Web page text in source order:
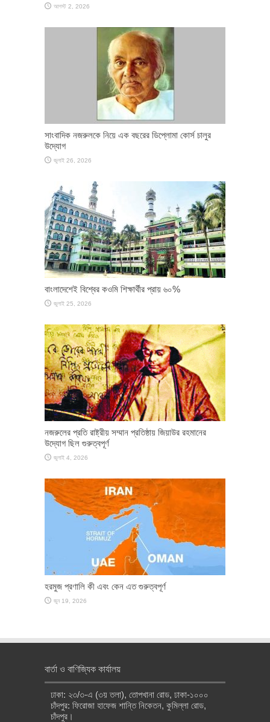
আগস্ট 2, 2026
সাংবাদিক নজরুলকে নিয়ে এক বছরের ডিপ্লোমা কোর্স চালুর
উদ্যোগ
জুলাই 26, 2026
বাংলাদেশেই বিশ্বের কওমি শিক্ষার্থীর প্রায় ৬০%
জুলাই 25, 2026
নজরুলের প্রতি রাষ্ট্রীয় সম্মান প্রতিষ্ঠায় জিয়াউর রহমানের
উদ্যোগ ছিল গুরুত্বপূর্ণ
জুলাই 4, 2026
হরমুজ প্রণালি কী এবং কেন এত গুরুত্বপূর্ণ
জুন 19, 2026
বার্তা ও বাণিজ্যিক কার্যালয়
ঢাকা: ২৩/৩-এ (৩য় তলা), তোপখানা রোড, ঢাকা-১০০০
চাঁদপুর: ফিরোজা হাফেজ শান্তি নিকেতন, কুমিল্লা রোড,
চাঁদপুর।